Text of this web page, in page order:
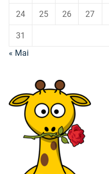
24 25 26 27
31
« Mai